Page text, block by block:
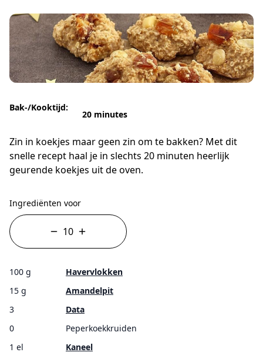
Bak-/Kooktijd:
20 minutes
Zin in koekjes maar geen zin om te bakken? Met dit
snelle recept haal je in slechts 20 minuten heerlijk
geurende koekjes uit de oven.
Ingrediënten voor
100 g
Havervlokken
15 g
Amandelpit
3
Data
0
Peperkoekkruiden
1 el
Kaneel